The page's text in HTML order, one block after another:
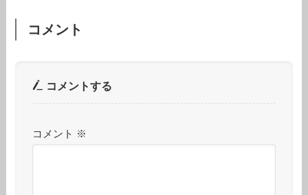
コメント
コメントする
コメント ※